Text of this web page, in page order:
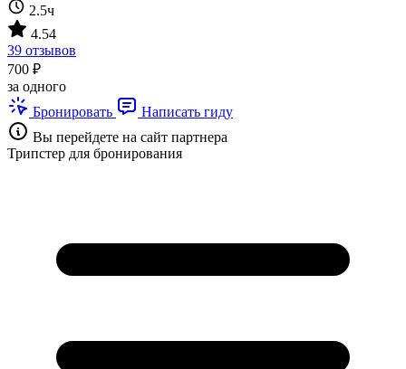
2.5ч
4.54
39 отзывов
700 ₽
за одного
Бронировать
Написать гиду
Вы перейдете на сайт партнера
Трипстер для бронирования